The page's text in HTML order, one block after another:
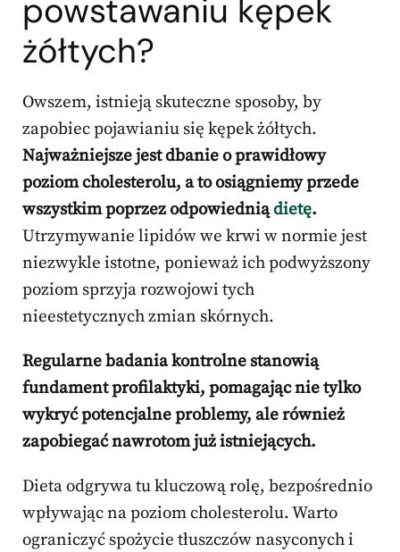
powstawaniu kępek
żółtych?
Owszem, istnieją skuteczne sposoby, by
zapobiec pojawianiu się kępek żółtych.
Najważniejsze jest dbanie o prawidłowy
poziom cholesterolu, a to osiągniemy przede
wszystkim poprzez odpowiedniądietę.
Utrzymywanie lipidów we krwi w normie jest
niezwykle istotne, ponieważ ich podwyższony
poziom sprzyja rozwojowi tych
nieestetycznych zmian skórnych.
Regularne badania kontrolne stanowią
fundament profilaktyki, pomagając nie tylko
wykryć potencjalne problemy, ale również
zapobiegać nawrotom już istniejących.
Dieta odgrywa tu kluczową rolę, bezpośrednio
wpływając na poziom cholesterolu. Warto
ograniczyć spożycie tłuszczów nasyconych i